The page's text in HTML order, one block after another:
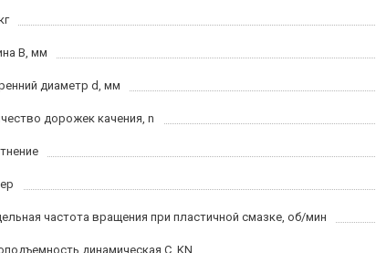
B, мм
диаметр d, мм
дорожек качения, n
частота вращения при пластичной смазке, об/мин
динамическая C, KN